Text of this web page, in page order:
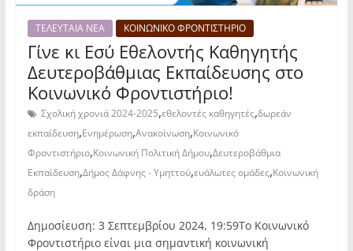
ΤΕΛΕΥΤΑΙΑ ΝΕΑ ΚΟΙΝΩΝΙΚΟ ΦΡΟΝΤΙΣΤΗΡΙΟ
Γίνε κι Εσύ Εθελοντής Καθηγητής
Δευτεροβάθμιας Εκπαίδευσης στο
Κοινωνικό Φροντιστήριο!
Σχολική χρονιά 2024-2025,εθελοντές καθηγητές,δωρεάν
εκπαίδευση,Ενημέρωση,Ανακοίνωση,Κοινωνικό
Φροντιστήριο,Κοινωνική Πολιτική Δήμου,Δευτεροβάθμια
Εκπαίδευση,Δήμος Δάφνης - Υμηττού,ευάλωτες ομάδες,Κοινωνική
δράση
Δημοσίευση: 3 Σεπτεμβρίου 2024, 19:59Το Κοινωνικό
Φροντιστήριο είναι μια σημαντική κοινωνική